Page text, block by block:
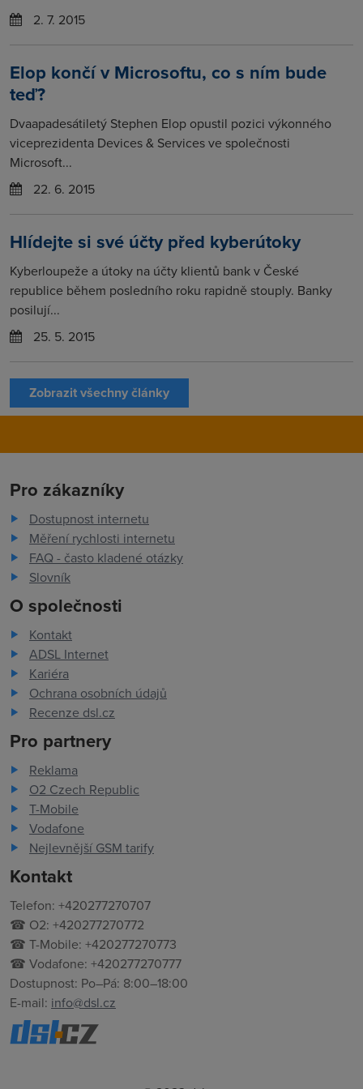
2. 7. 2015
Elop končí v Microsoftu, co s ním bude
teď?
Dvaapadesátiletý Stephen Elop opustil pozici výkonného
viceprezidenta Devices & Services ve společnosti
Microsoft...
22. 6. 2015
Hlídejte si své účty před kyberútoky
Kyberloupeže a útoky na účty klientů bank v České
republice během posledního roku rapidně stouply. Banky
posilují...
25. 5. 2015
Zobrazit všechny články
Pro zákazníky
Dostupnost internetu
Měření rychlosti internetu
FAQ - často kladené otázky
Slovník
O společnosti
Kontakt
ADSL Internet
Kariéra
Ochrana osobních údajů
Recenze dsl.cz
Pro partnery
Reklama
O2 Czech Republic
T-Mobile
Vodafone
Nejlevnější GSM tarify
Kontakt
Telefon: +420277270707
☎ O2: +420277270772
☎ T-Mobile: +420277270773
☎ Vodafone: +420277270777
Dostupnost: Po–Pá: 8:00–18:00
E-mail: info@dsl.cz